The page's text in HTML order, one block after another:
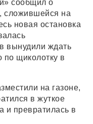
сообщил о
сложившейся на
новая остановка
вынудили ждать
по щиколотку в
на газоне,
в жуткое
и превратилась в